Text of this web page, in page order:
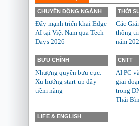
CHUYỂN ĐỘNG NGÀNH
Đẩy mạnh triển khai Edge
AI tại Việt Nam qua Tech
Days 2026
THỜI
Các
thông
năm
BƯU CHÍNH
Nhượng quyền bưu cục:
Xu hướng start-up đầy
tiềm năng
CNTT
AI PC
giai
trong
Thái
LIFE & ENGLISH